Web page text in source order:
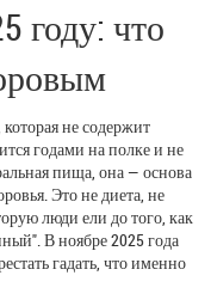
году: что
не содержит
годами на полке и не
пища , она — основа
. Это не диета, не
люди ели до того, как
В ноябре 2025 года
гадать, что именно